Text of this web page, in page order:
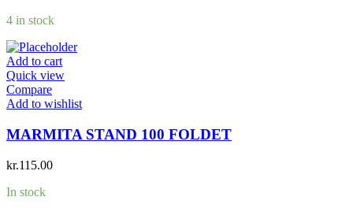
4 in stock
Add to cart
Quick view
Compare
Add to wishlist
MARMITA STAND 100 FOLDET
kr.115.00
In stock